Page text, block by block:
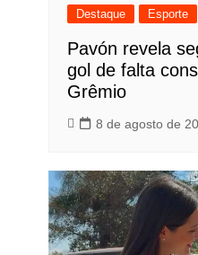
Destaque Esporte
Pavón revela
gol de falta
Grêmio
8 de agosto de